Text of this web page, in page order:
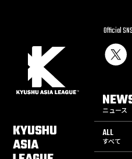
KYUSHU
ASIA
Official SNS
ニュース
ALL
すべて